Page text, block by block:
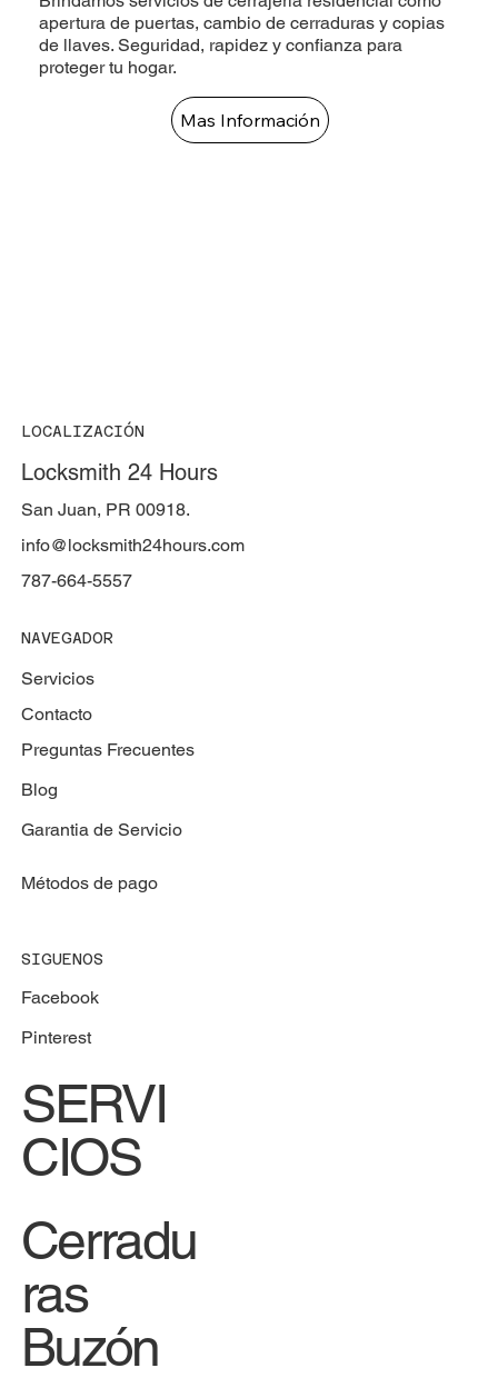
apertura de puertas, cambio de cerraduras y copias
de llaves. Seguridad, rapidez y confianza para
proteger tu hogar.
Mas Información
LOCALIZACIÓN
Locksmith 24 Hours
San Juan, PR 00918.
787-664-5557
info@locksmith24hours.com
NAVEGADOR
Servicios
Contacto
Preguntas Frecuentes
Blog
Garantia de Servicio
Métodos de pago
SIGUENOS
Facebook
Pinterest
SERVI
CIOS
Cerradu
ras
Buzón